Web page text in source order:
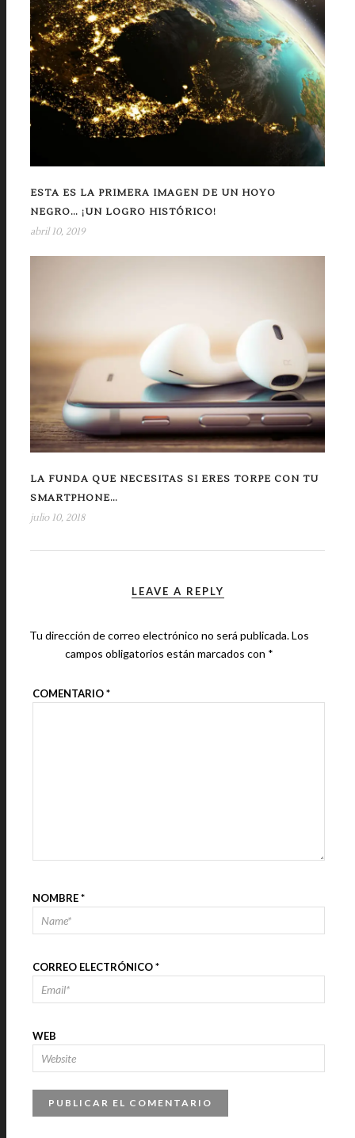
ESTA ES LA PRIMERA IMAGEN DE UN HOYO
NEGRO… ¡UN LOGRO HISTÓRICO!
abril 10, 2019
LA FUNDA QUE NECESITAS SI ERES TORPE CON TU
SMARTPHONE…
julio 10, 2018
LEAVE A REPLY
Tu dirección de correo electrónico no será publicada.Los
campos obligatorios están marcados con *
COMENTARIO*
NOMBRE*
CORREO ELECTRÓNICO*
WEB